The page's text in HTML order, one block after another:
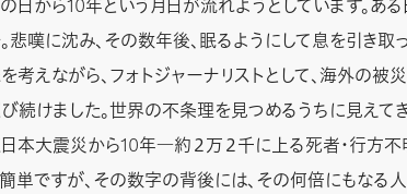
悲嘆に沈み、その数年後、眠るようにして息を引き
考えながら、フォトジャーナリストとして、海外の被
続けました。世界の不条理を見つめるうちに見えて
本大震災から10年―約２万２千に上る死者・行方不
単ですが、その数字の背後には、その何倍にもなる